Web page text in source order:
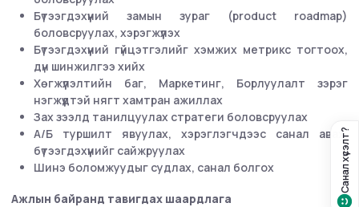
Санал хүсэлт?
Бүтээгдэхүүний замын зураг (product roadmap)
боловсруулах, хэрэгжүүлэх
Бүтээгдэхүүний гүйцэтгэлийг хэмжих метрикс тогтоох,
дүн шинжилгээ хийх
Хөгжүүлэлтийн баг, Маркетинг, Борлуулалт зэрэг
нэгжүүдтэй нягт хамтран ажиллах
Зах зээлд танилцуулах стратеги боловсруулах
А/Б туршилт явуулах, хэрэглэгчдээс санал авах,
бүтээгдэхүүнийг сайжруулах
Шинэ боломжуудыг судлах, санал болгох
Ажлын байранд тавигдах шаардлага